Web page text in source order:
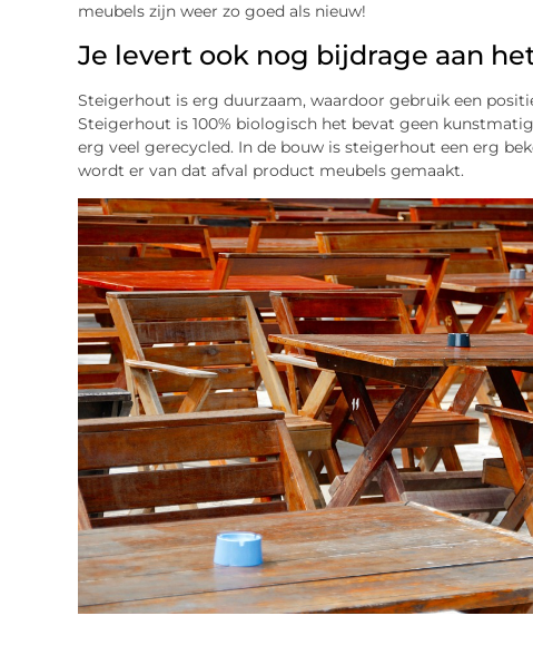
meubels zijn weer zo goed als nieuw!
Je levert ook nog bijdrage aan
Steigerhout is erg duurzaam, waardoor gebruik een
Steigerhout is 100% biologisch het bevat geen
erg veel gerecycled. In de bouw is steigerhout een erg
wordt er van dat afval product meubels gemaakt.